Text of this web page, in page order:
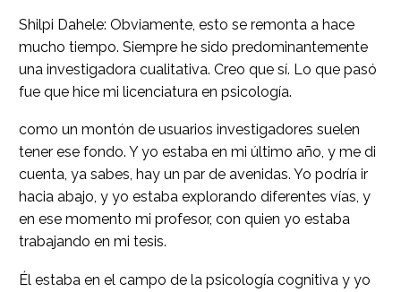
Shilpi Dahele: Obviamente, esto se remonta a hace
mucho tiempo. Siempre he sido predominantemente
una investigadora cualitativa. Creo que sí. Lo que pasó
fue que hice mi licenciatura en psicología.
como un montón de usuarios investigadores suelen
tener ese fondo. Y yo estaba en mi último año, y me di
cuenta, ya sabes, hay un par de avenidas. Yo podría ir
hacia abajo, y yo estaba explorando diferentes vías, y
en ese momento mi profesor, con quien yo estaba
trabajando en mi tesis.
Él estaba en el campo de la psicología cognitiva y yo